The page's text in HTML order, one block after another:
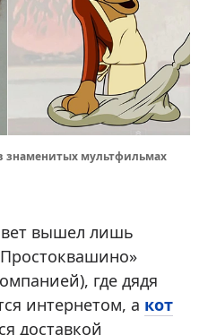
знаменитых мультфильмах
вышел лишь
где дядя
интернетом, а кот
доставкой